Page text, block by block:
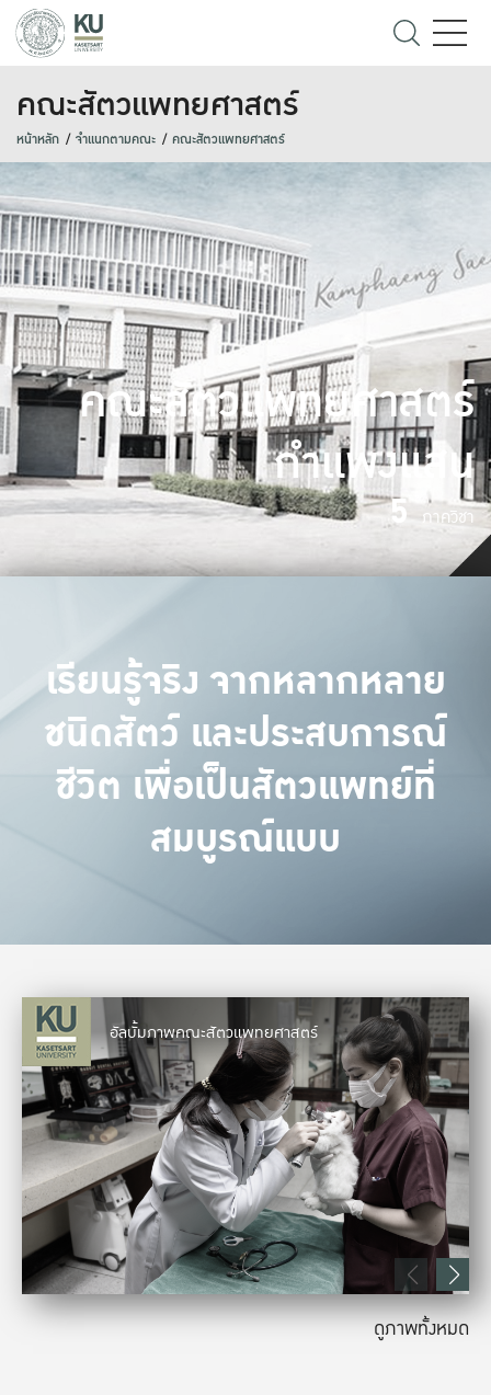
คณะสัตวแพทยศาสตร์
หน้าหลัก จำแนกตามคณะ คณะสัตวแพทยศาสตร์
คณะสัตวแพทยศาสตร์
กำแพงแสน
5 ภาควิชา
เรียนรู้จริง จากหลากหลาย
ชนิดสัตว์ และประสบการณ์
ชีวิต เพื่อเป็นสัตวแพทย์ที่
สมบูรณ์แบบ
อัลบั้มภาพคณะสัตวแพทยศาสตร์
ดูภาพทั้งหมด